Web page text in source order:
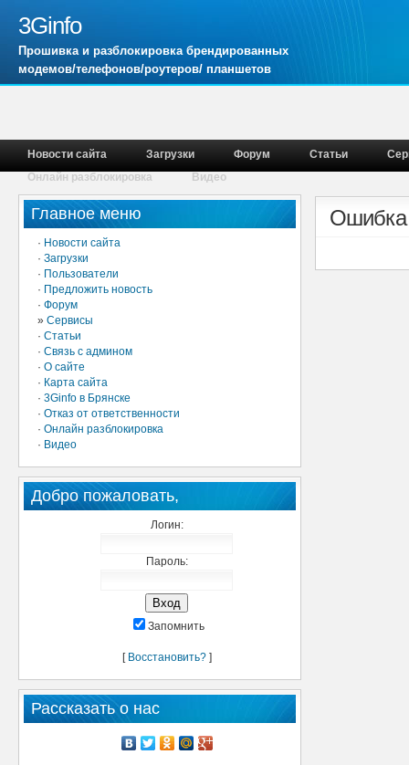
3Ginfo
Прошивка и разблокировка брендированных
модемов/телефонов/роутеров/ планшетов
Новости сайта Загрузки Форум Статьи
Онлайн разблокировка
Видео
Главное меню
· Новости сайта
· Загрузки
· Пользователи
· Предложить новость
· Форум
» Сервисы
· Статьи
· Связь с админом
· О сайте
· Карта сайта
· 3Ginfo в Брянске
· Отказ от ответственности
· Онлайн разблокировка
· Видео
Добро пожаловать,
Логин:
Пароль:
Запомнить
[ Восстановить?]
Рассказать о нас
Ошибка